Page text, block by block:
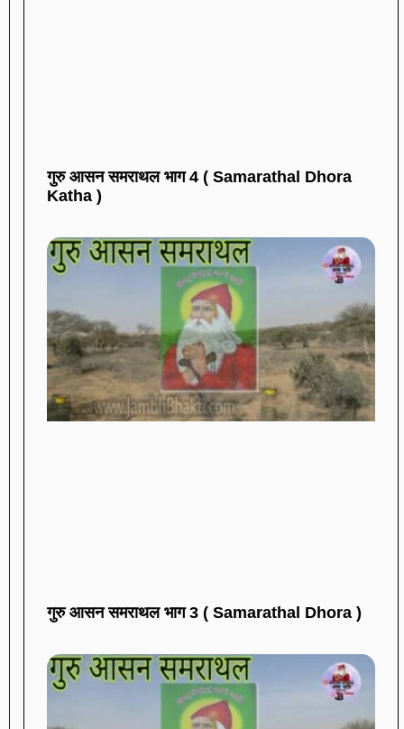
गुरु आसन समराथल भाग 4 ( Samarathal Dhora
Katha )
गुरु आसन समराथल भाग 3 ( Samarathal Dhora )